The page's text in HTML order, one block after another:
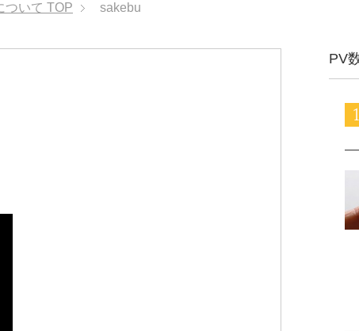
ついて TOP sakebu
PV